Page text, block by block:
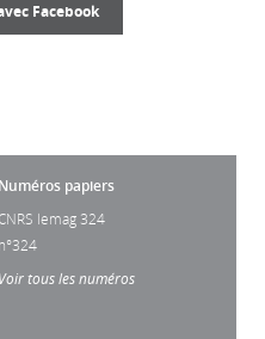
Facebook
Numéros papiers
lemag 324
n°324
Voir tous les numéros